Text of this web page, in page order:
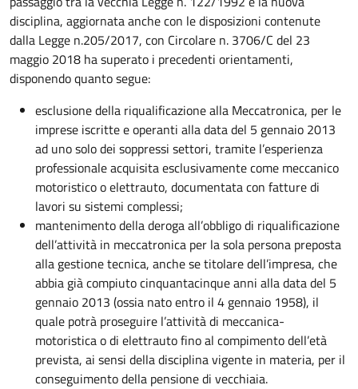
disciplina, aggiornata anche con le disposizioni contenute
dalla Legge n.205/2017, con Circolare n. 3706/C del 23
maggio 2018 ha superato i precedenti orientamenti,
disponendo quanto segue:
esclusione della riqualificazione alla Meccatronica, per le
imprese iscritte e operanti alla data del 5 gennaio 2013
ad uno solo dei soppressi settori, tramite l’esperienza
professionale acquisita esclusivamente come meccanico
motoristico o elettrauto, documentata con fatture di
lavori su sistemi complessi;
mantenimento della deroga all’obbligo di riqualificazione
dell’attività in meccatronica per la sola persona preposta
alla gestione tecnica, anche se titolare dell’impresa, che
abbia già compiuto cinquantacinque anni alla data del 5
gennaio 2013 (ossia nato entro il 4 gennaio 1958), il
quale potrà proseguire l’attività di meccanica-
motoristica o di elettrauto fino al compimento dell’età
prevista, ai sensi della disciplina vigente in materia, per il
conseguimento della pensione di vecchiaia.